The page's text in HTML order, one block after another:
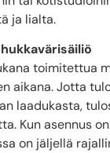
ja lialta.
toimitettua
aikana. Jotta
laadukasta,
Kun asennus
on jäljellä